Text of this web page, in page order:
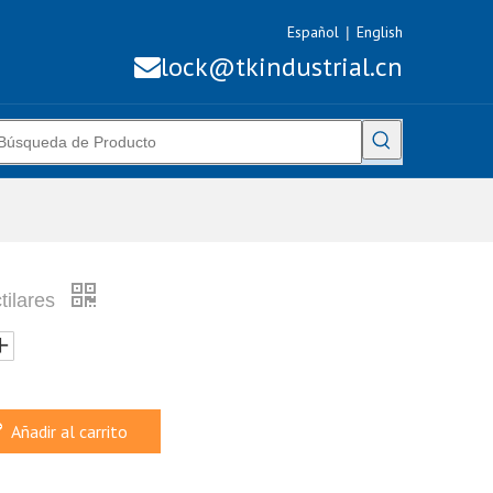
Español | English
lock@tkindustrial.cn
Añadir al carrito